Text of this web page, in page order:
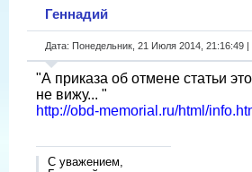
Геннадий
Дата: Понедельник, 21 Июля 2014, 21:16:49
"А приказа об отмене статьи
не вижу... "
http://obd-memorial.ru/html/
С уважением,